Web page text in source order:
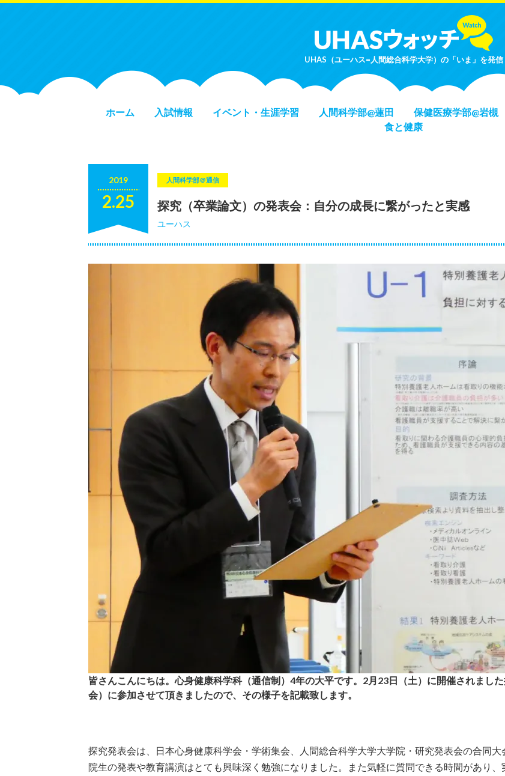
UHAS（ユーハス=人間総合科学大学）の「いま」を発信
ホーム 入試情報 イベント・生涯学習 人間科学部@蓮田 保健医療学部@岩槻
食と健康
2019
2.25
人間科学部＠通信
探究（卒業論文）の発表会：自分の成長に繋がったと実感
ユーハス
皆さんこんにちは。心身健康科学科（通信制）4年の大平です。2月23日（土）に開催されまし
会）に参加させて頂きましたので、その様子を記載致します。
探究発表会は、日本心身健康科学会・学術集会、人間総合科学大学大学院・研究発表会の合同
院生の発表や教育講演はとても興味深く勉強になりました。また気軽に質問できる時間があり